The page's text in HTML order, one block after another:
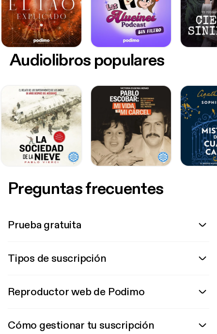
Audiolibros populares
Preguntas frecuentes
Prueba gratuita
Tipos de suscripción
Reproductor web de Podimo
Cómo gestionar tu suscripción